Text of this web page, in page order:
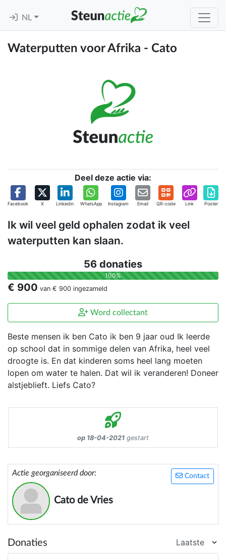
NL
Waterputten voor Afrika - Cato
Deel deze actie via:
Facebook X Linkedin WhatsApp Instagram Email QR-code Link Poster
Ik wil veel geld ophalen zodat ik veel
waterputten kan slaan.
56 donaties
100%
€ 900 van € 900 ingezameld
Word collectant
Beste mensen ik ben Cato ik ben 9 jaar oud Ik leerde
op school dat in sommige delen van Afrika, heel veel
droogte is. En dat kinderen soms heel lang moeten
lopen om water te halen. Dat wil ik veranderen! Doneer
alstjeblieft. Liefs Cato?
op 18-04-2021 gestart
Contact
Actie georganiseerd door:
Cato de Vries
Donaties